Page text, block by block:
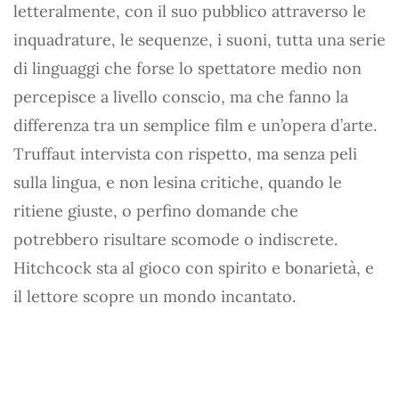
letteralmente, con il suo pubblico attraverso le
inquadrature, le sequenze, i suoni, tutta una serie
di linguaggi che forse lo spettatore medio non
percepisce a livello conscio, ma che fanno la
differenza tra un semplice film e un’opera d’arte.
Truffaut intervista con rispetto, ma senza peli
sulla lingua, e non lesina critiche, quando le
ritiene giuste, o perfino domande che
potrebbero risultare scomode o indiscrete.
Hitchcock sta al gioco con spirito e bonarietà, e
il lettore scopre un mondo incantato.